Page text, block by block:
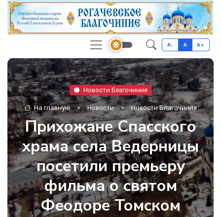
A- A A+
Новости Благочиния
На главную Новости Новости Благочиния
Прихожане Спасского
храма села Ведерницы
посетили премьеру
фильма о святом
Феодоре Томском